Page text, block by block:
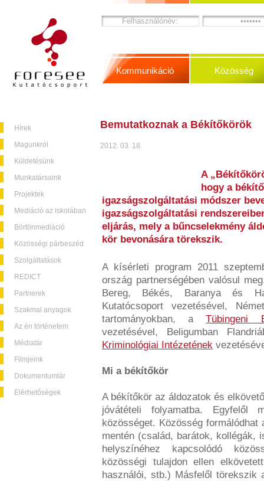
Hírek
Magunkról
Küldetésünk
Munkatársaink
Projektek
Mediáció az iskolában
Börtönmediáció
Közösségi párbeszéd
Szolgáltatások
REDICT
Partnerek
Szakmai anyagok
Az én történetem
Médiatár
Filmjeink
Dokumentumtár
Elérhetőségek
Kommunikáció Közösség
Bemutatkoznak a Békítőkörök
2012. 03. 18.
A
hogy a
igazságszolgáltatási módszer
igazságszolgáltatási
eljárás, mely a bűncselekmény
kör bevonására törekszik.
A kísérleti program 2011
ország partnerségében valósul
Bereg, Békés, Baranya és
Kutatócsoport vezetésével,
tartományokban, aTübingeni
vezetésével, Beligumban
Kriminológiai Intézetének
Mi a békítőkör
A békítőkör az áldozatok és
jóvátételi folyamatba. Egyfelől
közösséget. Közösség
mentén (család, barátok, kollégák,
helyszínéhez kapcsolódó
közösségi tulajdon ellen
használói, stb.) Másfelől törekszik